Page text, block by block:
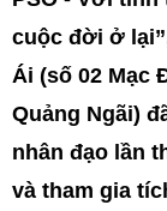
cuộc đời ở
Ái (số 02 Mạc
Quảng Ngãi)
nhân đạo lần
và tham gia